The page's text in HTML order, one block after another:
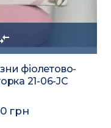
фіолетово-
21-06-JС
грн